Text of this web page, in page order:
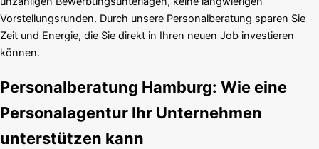
Vorstellungsrunden. Durch unsere Personalberatung sparen Sie
Zeit und Energie, die Sie direkt in Ihren neuen Job investieren
können.
Personalberatung Hamburg: Wie eine
Personalagentur Ihr Unternehmen
unterstützen kann